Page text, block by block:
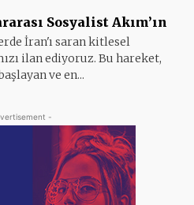
Sosyalist Akım’ın
İran'ı saran kitlesel
ilan ediyoruz. Bu hareket,
ve en...
-